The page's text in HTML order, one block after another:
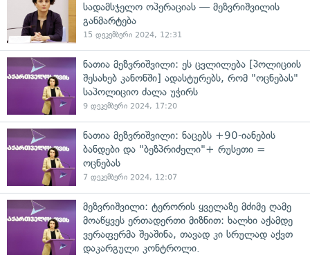
სადამსჯელო ოპერაციას — მეზვრიშვილის
განმარტება
15 დეკემბერი 2024, 12:31
ნათია მეზვრიშვილი: ეს ცვლილება [პოლიციის
შესახებ კანონში] ადასტურებს, რომ "ოცნებას"
საპოლიციო ძალა უჭირს
9 დეკემბერი 2024, 17:20
ნათია მეზვრიშვილი: ნაცებს +90-იანების
ბანდები და "ბეზპრიძელი"+ რუსეთი =
ოცნებას
7 დეკემბერი 2024, 12:07
მეზვრიშვილი: ტერორის ყველაზე მძიმე ღამე
მოაწყვეს ერთადერთი მიზნით: ხალხი აქამდე
ვერაფერმა შეაშინა, თავად კი სრულად აქვთ
დაკარგული კონტროლი.